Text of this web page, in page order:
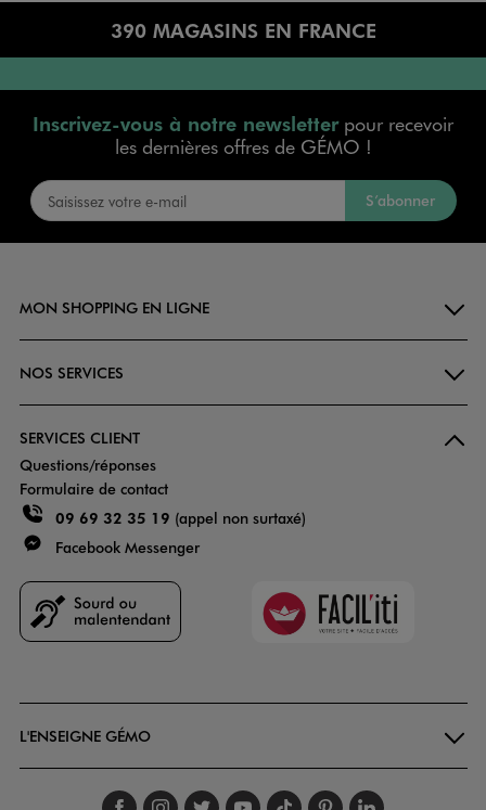
390 MAGASINS EN FRANCE
Inscrivez-vous à notre newsletterpour recevoir
les dernières offres de GÉMO !
S’abonner
MON SHOPPING EN LIGNE
NOS SERVICES
SERVICES CLIENT
Questions/réponses
Formulaire de contact
09 69 32 35 19 (appel non surtaxé)
Facebook Messenger
Faciliti
L'ENSEIGNE GÉMO